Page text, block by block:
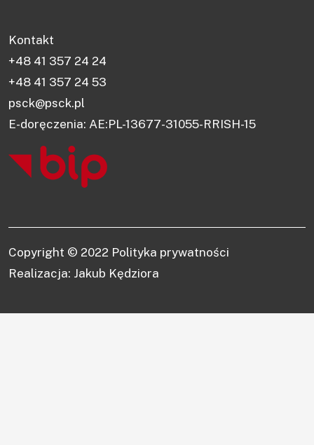
Kontakt
+48 41 357 24 24
+48 41 357 24 53
psck@psck.pl
E-doręczenia: AE:PL-13677-31055-RRISH-15
Copyright © 2022 Polityka prywatności
Realizacja: Jakub Kędziora